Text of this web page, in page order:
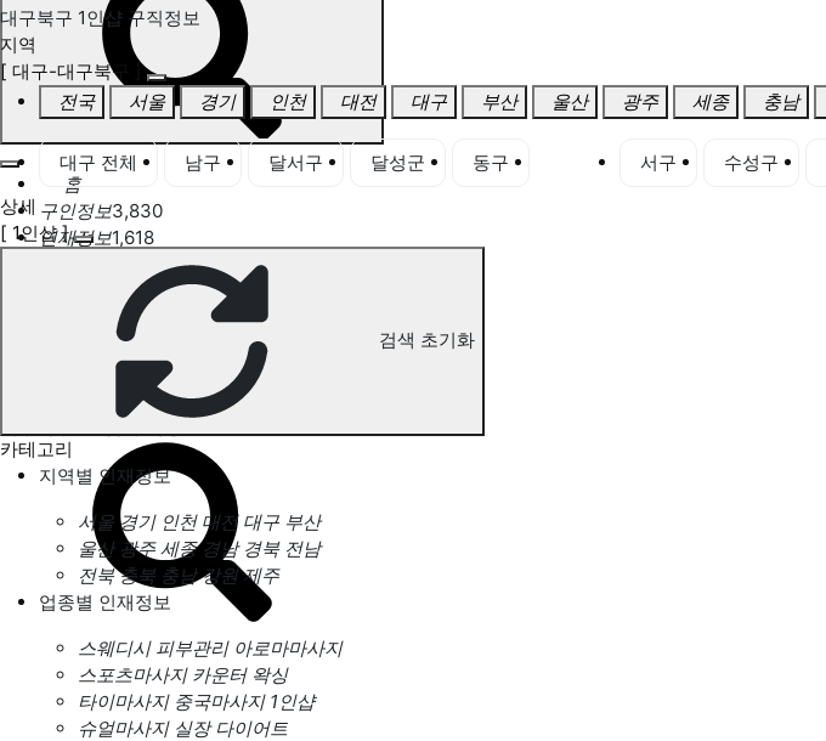
홈
구인정보3,830
인재정보1,618
고객센터
전국업체정보 마사지가이드
업체 서비스 관리
개인 서비스 관리
대구북구 1인샵 구직정보
지역
[ 대구-대구북구 ]
전국
서울 경기 인천 대전 대구 부산 울산 광주 세종 충남
대구 전체 남구 달서구 달성군 동구 서구 수성구
상세
[ 1인샵 ]
검색 초기화
카테고리
지역별 인재정보
서울 경기 인천 대전 대구 부산
울산 광주 세종 경남 경북 전남
전북 충북 충남 강원 제주
업종별 인재정보
스웨디시 피부관리 아로마마사지
스포츠마사지 카운터 왁싱
타이마사지 중국마사지 1인샵
슈얼마사지 실장 다이어트